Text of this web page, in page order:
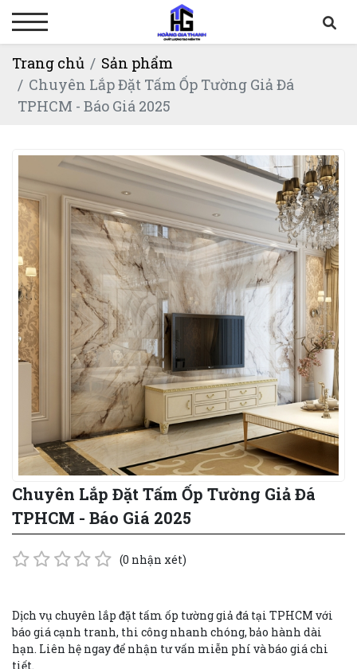
Trang chủ
Sản phẩm
Chuyên Lắp Đặt Tấm Ốp Tường Giả Đá
TPHCM - Báo Giá 2025
Chuyên Lắp Đặt Tấm Ốp Tường Giả Đá
TPHCM - Báo Giá 2025
(0 nhận xét)
Dịch vụ chuyên lắp đặt tấm ốp tường giả đá tại TPHCM với
báo giá cạnh tranh, thi công nhanh chóng, bảo hành dài
hạn. Liên hệ ngay để nhận tư vấn miễn phí và báo giá chi
tiết.